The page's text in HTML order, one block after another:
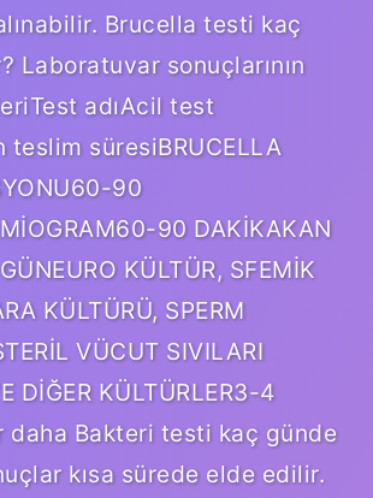
Brucella testi kaç
Laboratuvar sonuçlarının
adıAcil test
teslim süresiBRUCELLA
90
90 DAKİKAKAN
KÜLTÜR, SFEMİK
KÜLTÜRÜ, SPERM
VÜCUT SIVILARI
DİĞER KÜLTÜRLER3-4
daha Bakteri testi kaç günde
kısa sürede elde edilir.